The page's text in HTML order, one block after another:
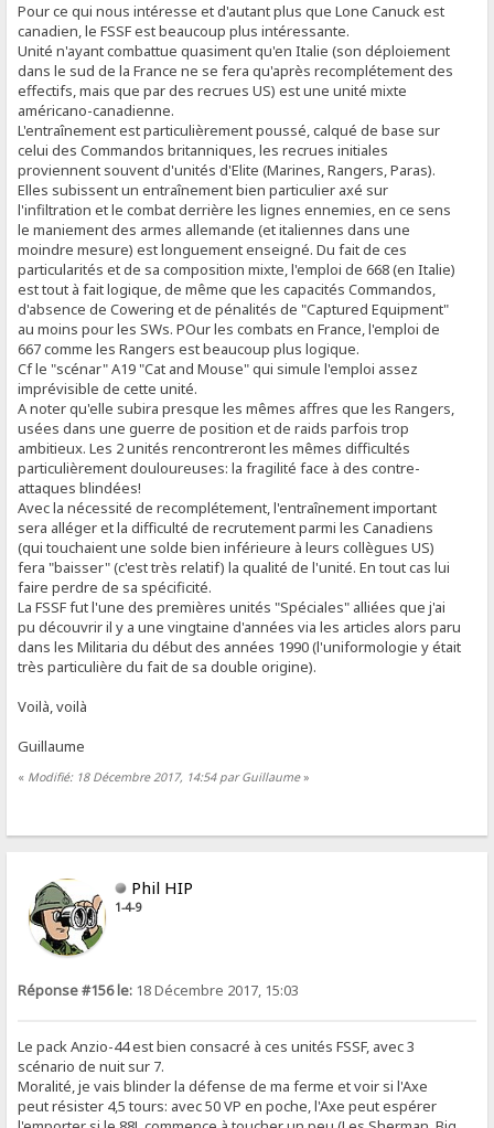
Pour ce qui nous intéresse et d'autant plus que Lone Canuck est
canadien, le FSSF est beaucoup plus intéressante.
Unité n'ayant combattue quasiment qu'en Italie (son déploiement
dans le sud de la France ne se fera qu'après recomplétement des
effectifs, mais que par des recrues US) est une unité mixte
américano-canadienne.
L'entraînement est particulièrement poussé, calqué de base sur
celui des Commandos britanniques, les recrues initiales
proviennent souvent d'unités d'Elite (Marines, Rangers, Paras).
Elles subissent un entraînement bien particulier axé sur
l'infiltration et le combat derrière les lignes ennemies, en ce sens
le maniement des armes allemande (et italiennes dans une
moindre mesure) est longuement enseigné. Du fait de ces
particularités et de sa composition mixte, l'emploi de 668 (en Italie)
est tout à fait logique, de même que les capacités Commandos,
d'absence de Cowering et de pénalités de "Captured Equipment"
au moins pour les SWs. POur les combats en France, l'emploi de
667 comme les Rangers est beaucoup plus logique.
Cf le "scénar" A19 "Cat and Mouse" qui simule l'emploi assez
imprévisible de cette unité.
A noter qu'elle subira presque les mêmes affres que les Rangers,
usées dans une guerre de position et de raids parfois trop
ambitieux. Les 2 unités rencontreront les mêmes difficultés
particulièrement douloureuses: la fragilité face à des contre-
attaques blindées!
Avec la nécessité de recomplétement, l'entraînement important
sera alléger et la difficulté de recrutement parmi les Canadiens
(qui touchaient une solde bien inférieure à leurs collègues US)
fera "baisser" (c'est très relatif) la qualité de l'unité. En tout cas lui
faire perdre de sa spécificité.
La FSSF fut l'une des premières unités "Spéciales" alliées que j'ai
pu découvrir il y a une vingtaine d'années via les articles alors paru
dans les Militaria du début des années 1990 (l'uniformologie y était
très particulière du fait de sa double origine).
Voilà, voilà
Guillaume
« Modifié: 18 Décembre 2017, 14:54 par Guillaume»
Phil HIP
1-4-9
Réponse #156 le: 18 Décembre 2017, 15:03
Le pack Anzio-44 est bien consacré à ces unités FSSF, avec 3
scénario de nuit sur 7.
Moralité, je vais blinder la défense de ma ferme et voir si l'Axe
peut résister 4,5 tours: avec 50 VP en poche, l'Axe peut espérer